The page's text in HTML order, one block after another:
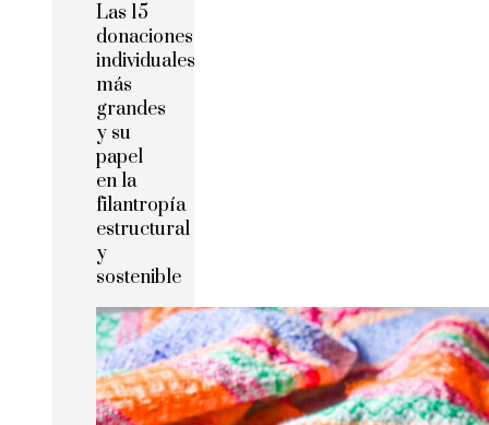
Las 15
donaciones
individuales
más
grandes
y su
papel
en la
filantropía
estructural
y
sostenible